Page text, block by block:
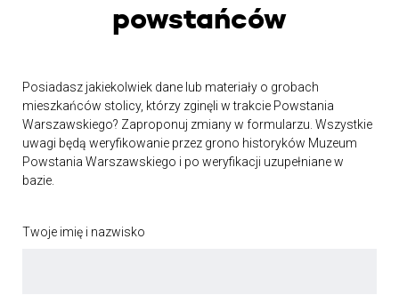
powstańców
Posiadasz jakiekolwiek dane lub materiały o grobach
mieszkańców stolicy, którzy zginęli w trakcie Powstania
Warszawskiego? Zaproponuj zmiany w formularzu. Wszystkie
uwagi będą weryfikowanie przez grono historyków Muzeum
Powstania Warszawskiego i po weryfikacji uzupełniane w
bazie.
Twoje imię i nazwisko